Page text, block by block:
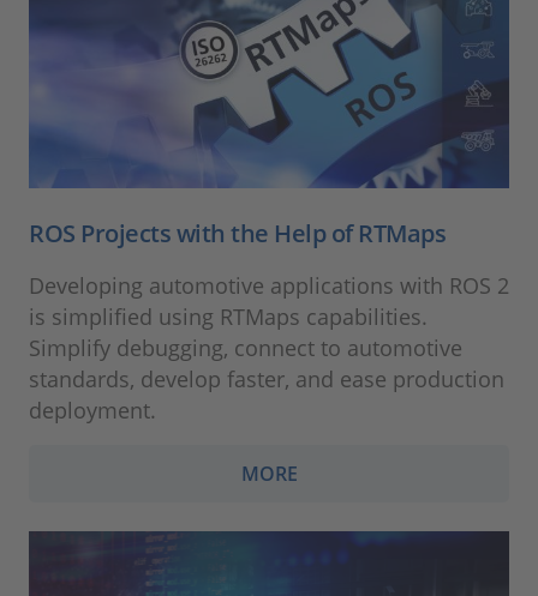
ROS Projects with the Help of RTMaps
Developing automotive applications with ROS 2
is simplified using RTMaps capabilities.
Simplify debugging, connect to automotive
standards, develop faster, and ease production
deployment.
MORE